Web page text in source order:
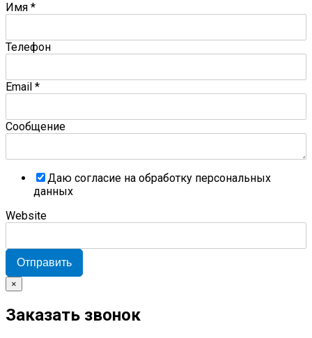
Имя *
Телефон
Email *
Сообщение
Даю согласие на обработку персональных
данных
Website
Отправить
×
Заказать звонок